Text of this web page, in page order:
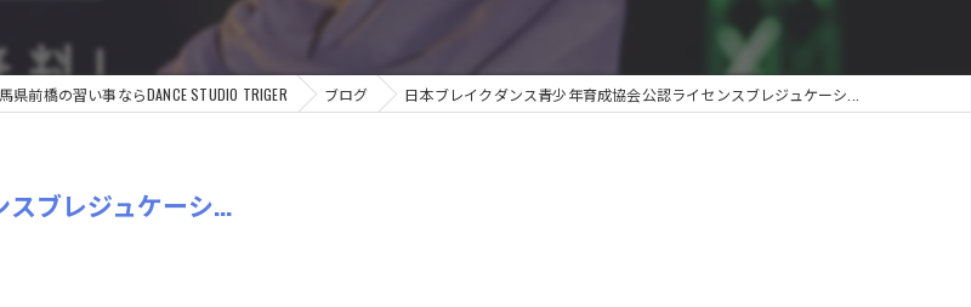
県前橋の習い事ならDANCE STUDIO TRIGER ブログ 日本ブレイクダンス青少年育成協会公認ライセンスブレジュケーシ...
ブレジュケーシ...